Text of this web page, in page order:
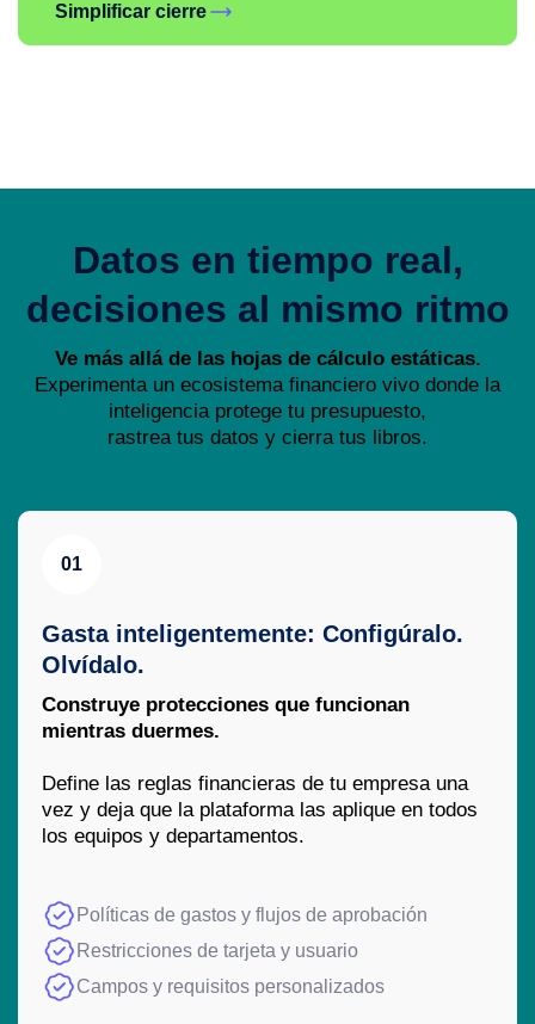
Simplificar cierre
Datos en tiempo real,
decisiones al mismo ritmo
Ve más allá de las hojas de cálculo estáticas.
Experimenta un ecosistema financiero vivo donde la
inteligencia protege tu presupuesto,
rastrea tus datos y cierra tus libros.
01
Gasta inteligentemente: Configúralo.
Olvídalo.
Construye protecciones que funcionan
mientras duermes.
Define las reglas financieras de tu empresa una
vez y deja que la plataforma las aplique en todos
los equipos y departamentos.
Políticas de gastos y flujos de aprobación
Restricciones de tarjeta y usuario
Campos y requisitos personalizados